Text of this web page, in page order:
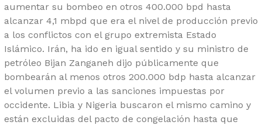
aumentar su bombeo en otros 400.000 bpd hasta
alcanzar 4,1 mbpd que era el nivel de producción previo
a los conflictos con el grupo extremista Estado
Islámico. Irán, ha ido en igual sentido y su ministro de
petróleo Bijan Zanganeh dijo públicamente que
bombearán al menos otros 200.000 bdp hasta alcanzar
el volumen previo a las sanciones impuestas por
occidente. Libia y Nigeria buscaron el mismo camino y
están excluidas del pacto de congelación hasta que